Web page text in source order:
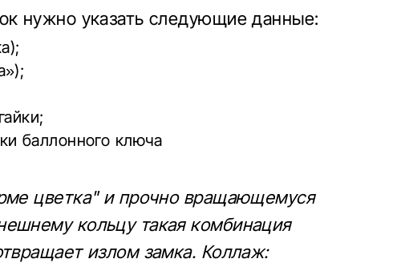
нужно указать следующие данные:
баллонного ключа
цветка" и прочно вращающемуся
кольцу такая комбинация
излом замка. Коллаж: